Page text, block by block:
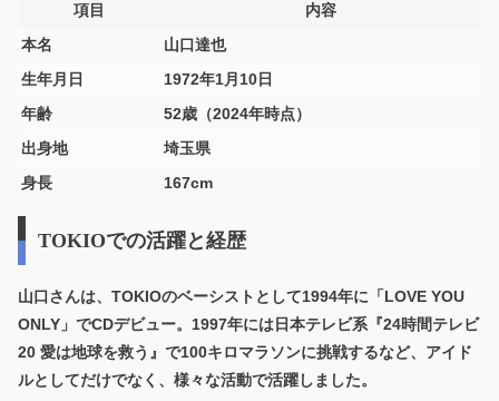
項目
内容
本名
山口達也
生年月日
1972年1月10日
年齢
52歳（2024年時点）
出身地
埼玉県
身長
167cm
TOKIOでの活躍と経歴
山口さんは、TOKIOのベーシストとして1994年に「LOVE YOU
ONLY」でCDデビュー。1997年には日本テレビ系『24時間テレビ
20 愛は地球を救う』で100キロマラソンに挑戦するなど、アイド
ルとしてだけでなく、様々な活動で活躍しました。